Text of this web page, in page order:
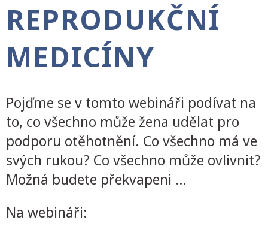
REPRODUKČNÍ
MEDICÍNY
Pojďme se v tomto webináři podívat na
to, co všechno může žena udělat pro
podporu otěhotnění. Co všechno má ve
svých rukou? Co všechno může ovlivnit?
Možná budete překvapeni …
Na webináři: